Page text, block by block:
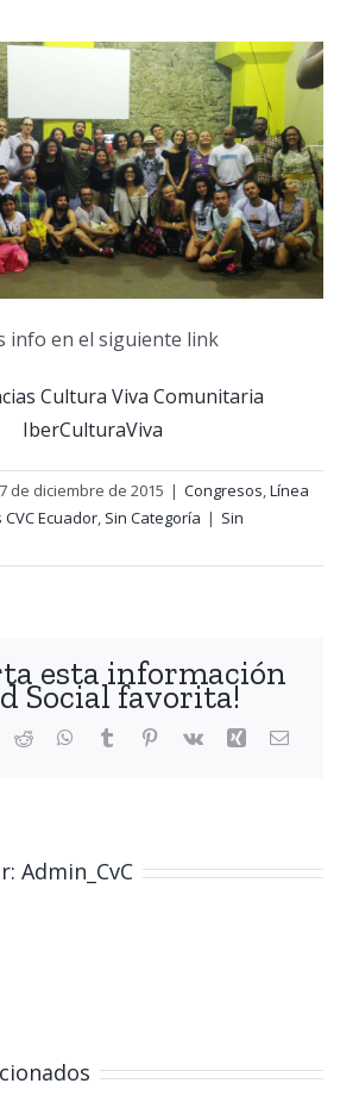
info en el siguiente link
Cultura Viva Comunitaria
IberCulturaViva
de diciembre de 2015 | Congresos,Línea
Ecuador, Sin Categoría | Sin
esta información
Social favorita!
Reddit WhatsApp
Tumblr Pinterest
Vk Xing Correo
Admin_CvC
Un